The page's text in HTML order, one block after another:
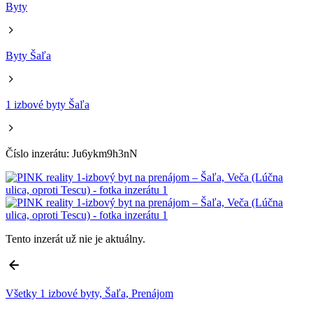
Byty
Byty Šaľa
1 izbové byty Šaľa
Číslo inzerátu: Ju6ykm9h3nN
Tento inzerát už nie je aktuálny.
Všetky 1 izbové byty, Šaľa, Prenájom